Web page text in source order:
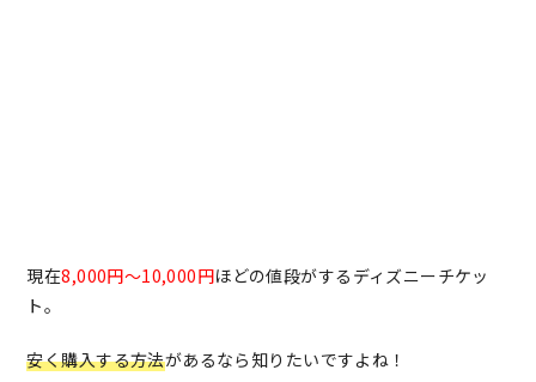
現在8,000円～10,000円ほどの値段がするディズニーチケッ
ト。
安く購入する方法があるなら知りたいですよね！